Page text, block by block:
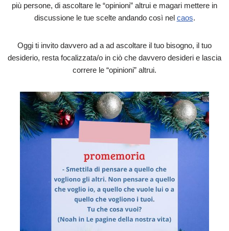
più persone, di ascoltare le “opinioni” altrui e magari mettere in
discussione le tue scelte andando così nel caos.
Oggi ti invito davvero ad a ad ascoltare il tuo bisogno, il tuo
desiderio, resta focalizzata/o in ciò che davvero desideri e lascia
correre le “opinioni” altrui.